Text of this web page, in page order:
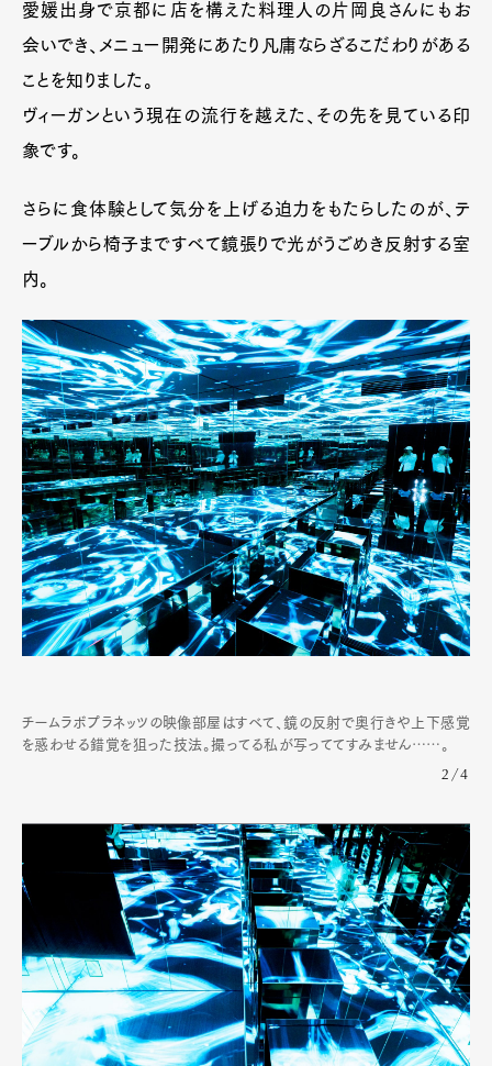
愛媛出身で京都に店を構えた料理人の片岡良さんにもお
会いでき、メニュー開発にあたり凡庸ならざるこだわりがある
ことを知りました。
ヴィーガンという現在の流行を越えた、その先を見ている印
象です。
さらに食体験として気分を上げる迫力をもたらしたのが、テ
ーブルから椅子まですべて鏡張りで光がうごめき反射する室
内。
チームラボプラネッツの映像部屋はすべて、鏡の反射で奥行きや上下感覚
を惑わせる錯覚を狙った技法。撮ってる私が写っててすみません……。
2/4